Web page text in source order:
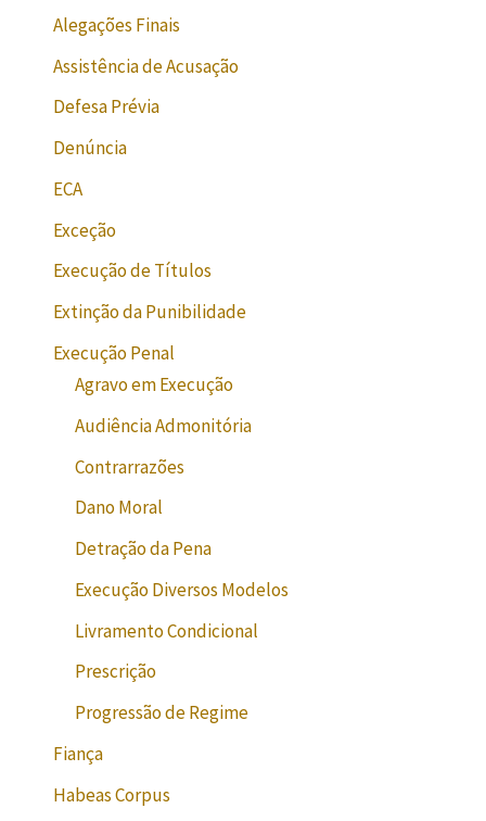
Alegações Finais
Assistência de Acusação
Defesa Prévia
Denúncia
ECA
Exceção
Execução de Títulos
Extinção da Punibilidade
Execução Penal
Agravo em Execução
Audiência Admonitória
Contrarrazões
Dano Moral
Detração da Pena
Execução Diversos Modelos
Livramento Condicional
Prescrição
Progressão de Regime
Fiança
Habeas Corpus